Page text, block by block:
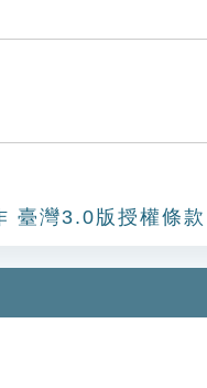
臺灣3.0版授權條款